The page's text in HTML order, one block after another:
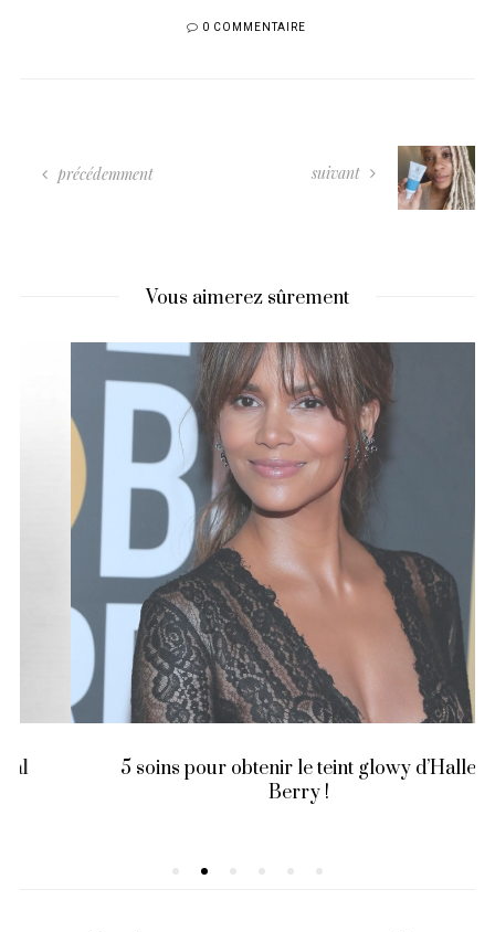
0 COMMENTAIRE
précédemment suivant
Vous aimerez sûrement
5 soins pour obtenir le teint glowy d’Halle
Berry !